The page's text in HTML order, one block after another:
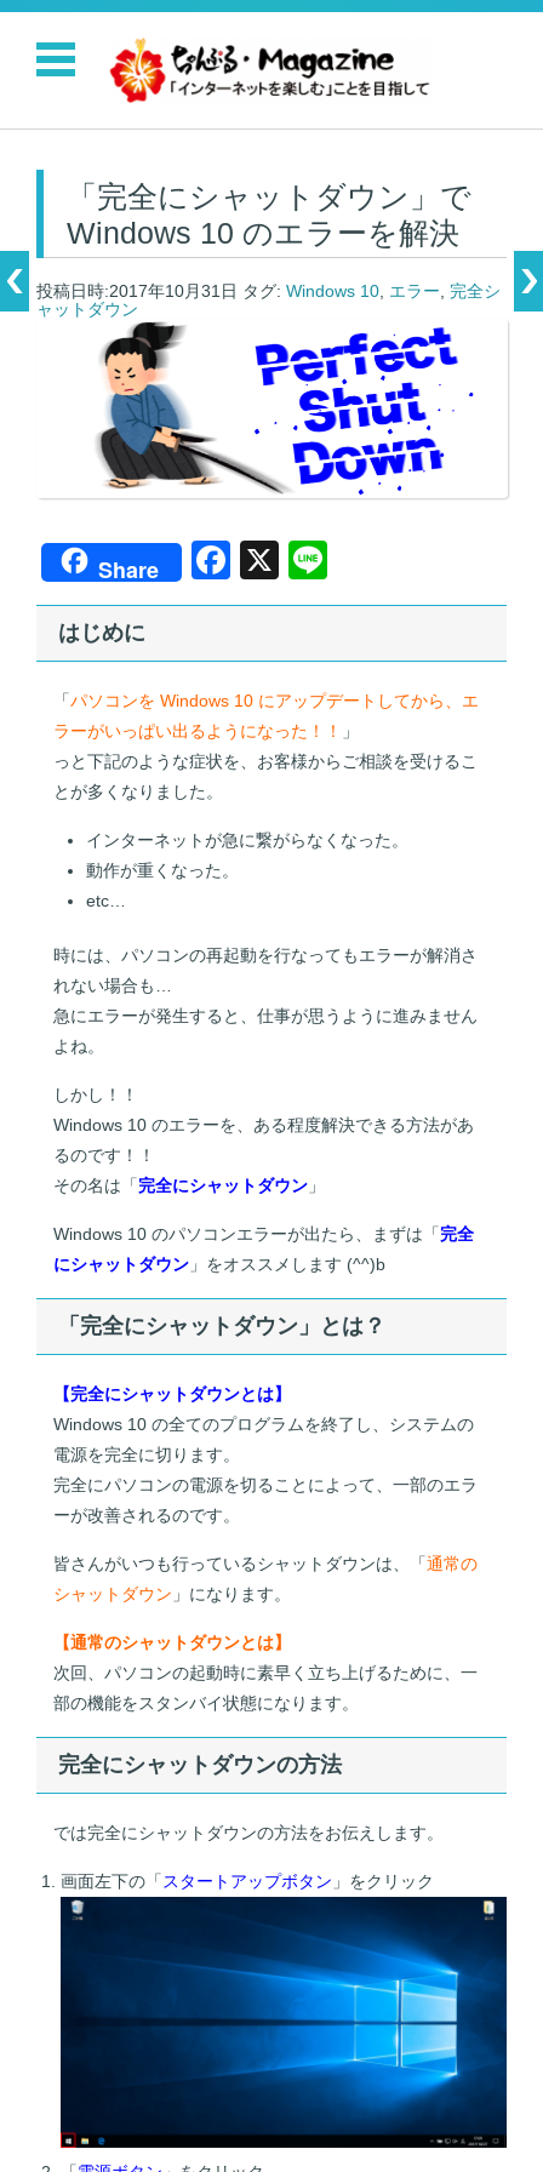
コンテンツに移動
「完全にシャットダウン」で
Windows 10 のエラーを解決
投稿日時:2017年10月31日 タグ: Windows 10 エラー
完全シ
ャットダウン
Share
F
a
e
b
o
k
X
n
はじめに
「パソコンを Windows 10 にアップデートしてから、エ
ラーがいっぱい出るようになった！！
」
っと下記のような症状を、お客様からご相談を受けるこ
とが多くなりました。
インターネットが急に繋がらなくなった。
動作が重くなった。
etc…
時には、パソコンの再起動を行なってもエラーが解消さ
れない場合も…
急にエラーが発生すると、仕事が思うように進みません
よね。
しかし！！
Windows 10 のエラーを、ある程度解決できる方法があ
るのです！！
その名は「完全にシャットダウン 」
Windows 10 のパソコンエラーが出たら、まずは「完全
にシャットダウン 」をオススメします (^^)b
「完全にシャットダウン」とは？
【完全にシャットダウンとは】
Windows 10 の全てのプログラムを終了し、システムの
電源を完全に切ります。
完全にパソコンの電源を切ることによって、一部のエラ
ーが改善されるのです。
皆さんがいつも行っているシャットダウンは、「通常の
シャットダウン 」になります。
【通常のシャットダウンとは】
次回、パソコンの起動時に素早く立ち上げるために、一
部の機能をスタンバイ状態になります。
完全にシャットダウンの方法
では完全にシャットダウンの方法をお伝えします。
画面左下の「 スタートアップボタン 」をクリック